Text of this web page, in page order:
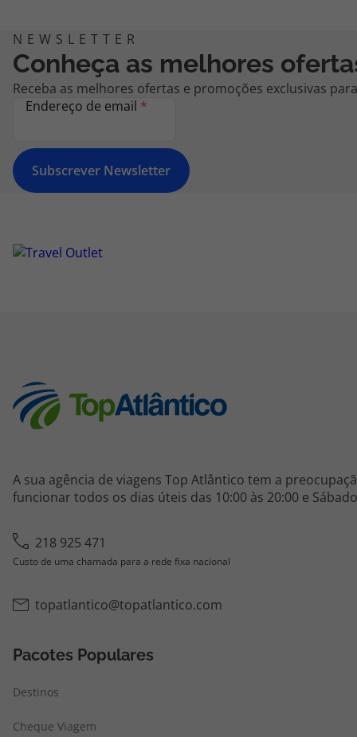
Conheça as melhores
Receba as melhores ofertas e promoções exclusivas
Endereço de email *
Subscrever Newsletter
A sua agência de viagens Top Atlântico tem a
funcionar todos os dias úteis das 10:00 às 20:00 e
218 925 471
Custo de uma chamada para a rede fixa nacional
topatlantico@topatlantico.com
Pacotes Populares
Destinos
Cheque Viagem